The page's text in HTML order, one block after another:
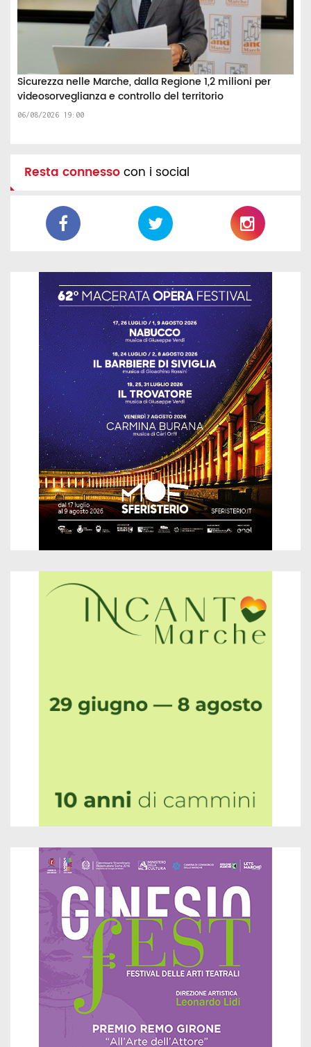
Sicurezza nelle Marche, dalla Regione 1,2 milioni per
videosorveglianza e controllo del territorio
06/08/2026 19:00
Resta connessocon i social